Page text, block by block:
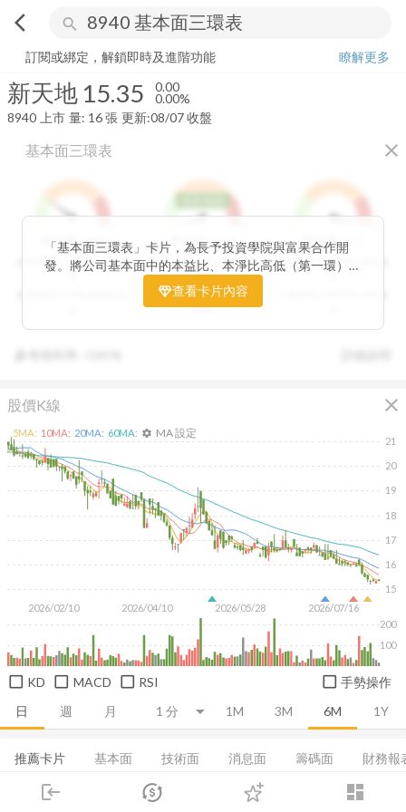
arrow_back_ios search
login dashboard
市場 登入
新天地 15.35 0.00%
訂閱或綁定，解鎖即時及進階功能
瞭解更多
新天地 15.35 0.00
0.00%
8940 上市 量: 16張 更新:08/07 收盤
基本面三環表 close
價值環3分
分數越高代表投資價值越
高
股利環 1 分
分數越高代表股利報酬率
越高
分數越低代表股利報酬率
越低
營收環9
分數越高代表營收成長性
高
「基本面三環表」卡片，為長予投資學院與富果合作開
發。將公司基本面中的本益比、本淨比高低（第一環）、
股利報酬率好壞（第二環）以及營收成長性（第三環），
透過數據分析與統計處理，用三環的表達方式讓投資人可
查看卡片內容
股價K線 close
日 週 月 1M 3M 6M 1Y
2026/02/10 2026/04/10 2026/05/28 2026/07/16
15
16
17
18
19
20
21
100
200
5MA: 10MA: 20MA: 60MA: settings MA 設定
KD MACD RSI 手勢操作
推薦卡片 基本面 技術面 消息面 籌碼面 財務報
損益表 現金流量表 EPS